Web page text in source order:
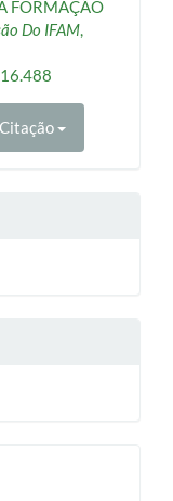
FORMAÇÃO
Do IFAM,